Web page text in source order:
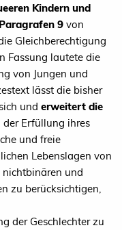
Kindern und
Paragrafen 9 von
Gleichberechtigung
Fassung lautete die
von Jungen und
lässt die bisher
und erweitert die
der Erfüllung ihres
und freie
chen Lebenslagen von
nichtbinären und
zu berücksichtigen,
der Geschlechter zu